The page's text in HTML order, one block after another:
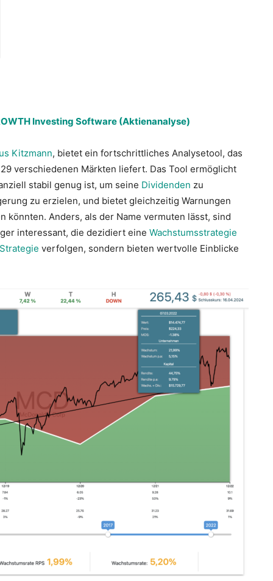
Investing Software (Aktienanalyse)
Kitzmann, bietet ein fortschrittliches Analysetool, das
verschiedenen Märkten liefert. Das Tool ermöglicht
stabil genug ist, um seine Dividenden zu
zu erzielen, und bietet gleichzeitig Warnungen
könnten. Anders, als der Name vermuten lässt, sind
interessant, die dezidiert eine Wachstumsstrategie
verfolgen, sondern bieten wertvolle Einblicke